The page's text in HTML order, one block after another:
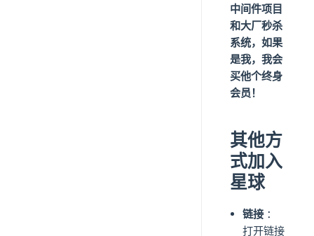
中间件项目
和大厂秒杀
系统，如果
是我，我会
买他个终身
会员！
其他方
式加入
星球
链接：
打开链接